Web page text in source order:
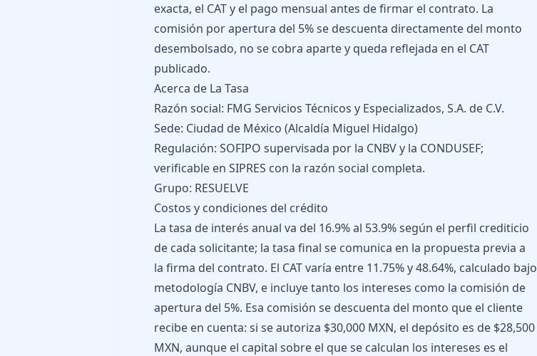
exacta, el CAT y el pago mensual antes de firmar el contrato. La
comisión por apertura del 5% se descuenta directamente del monto
desembolsado, no se cobra aparte y queda reflejada en el CAT
publicado.
Acerca de La Tasa
Razón social: FMG Servicios Técnicos y Especializados, S.A. de C.V.
Sede: Ciudad de México (Alcaldía Miguel Hidalgo)
Regulación: SOFIPO supervisada por la CNBV y la CONDUSEF;
verificable en SIPRES con la razón social completa.
Grupo: RESUELVE
Costos y condiciones del crédito
La tasa de interés anual va del 16.9% al 53.9% según el perfil crediticio
de cada solicitante; la tasa final se comunica en la propuesta previa a
la firma del contrato. El CAT varía entre 11.75% y 48.64%, calculado bajo
metodología CNBV, e incluye tanto los intereses como la comisión de
apertura del 5%. Esa comisión se descuenta del monto que el cliente
recibe en cuenta: si se autoriza $30,000 MXN, el depósito es de $28,500
MXN, aunque el capital sobre el que se calculan los intereses es el